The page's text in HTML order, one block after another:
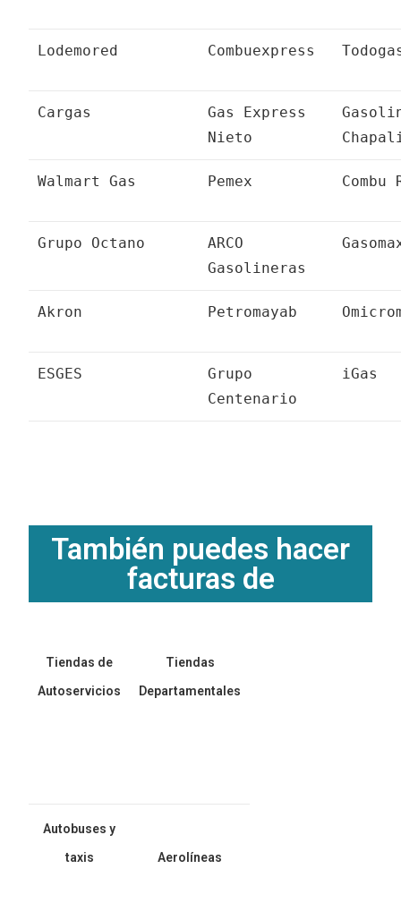
Lodemored Combuexpress
Cargas
Gas Express
Nieto
Walmart Gas Pemex Combu
Grupo Octano
ARCO
Gasolineras
Akron Petromayab
ESGES
Grupo
Centenario
iGas
También puedes hacer
facturas de
Tiendas de
Autoservicios
Tiendas
Departamentales
Autobuses y
taxis
Aerolíneas